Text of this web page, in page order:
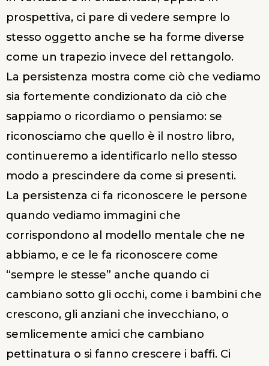
prospettiva, ci pare di vedere sempre lo
stesso oggetto anche se ha forme diverse
come un trapezio invece del rettangolo.
La persistenza mostra come ciò che vediamo
sia fortemente condizionato da ciò che
sappiamo o ricordiamo o pensiamo: se
riconosciamo che quello è il nostro libro,
continueremo a identificarlo nello stesso
modo a prescindere da come si presenti.
La persistenza ci fa riconoscere le persone
quando vediamo immagini che
corrispondono al modello mentale che ne
abbiamo, e ce le fa riconoscere come
“sempre le stesse” anche quando ci
cambiano sotto gli occhi, come i bambini che
crescono, gli anziani che invecchiano, o
semlicemente amici che cambiano
pettinatura o si fanno crescere i baffi. Ci